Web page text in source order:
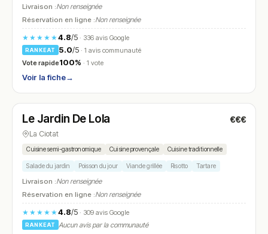
Livraison :Non renseignée
Réservation en ligne :Non renseignée
★★★★★4.8/5· 336 avis Google
RANKEAT 5.0/5 · 1 avis communauté
Vote rapide100% · 1 vote
Voir la fiche→
N° 14
Le Jardin De Lola €€€
La Ciotat
Cuisine semi-gastronomique Cuisine provençale Cuisine traditionnelle
Salade du jardin Poisson du jour Viande grillée Risotto Tartare
Livraison :Non renseignée
Réservation en ligne :Non renseignée
★★★★★4.8/5· 309 avis Google
RANKEAT
Aucun avis par la communauté